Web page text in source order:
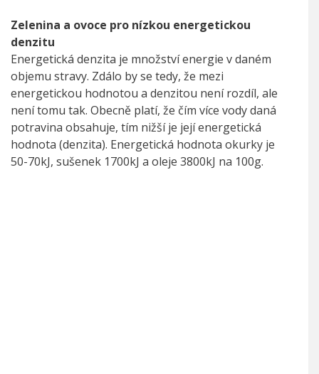
Zelenina a ovoce pro nízkou energetickou
denzitu
Energetická denzita je množství energie v daném
objemu stravy. Zdálo by se tedy, že mezi
energetickou hodnotou a denzitou není rozdíl, ale
není tomu tak. Obecně platí, že čím více vody daná
potravina obsahuje, tím nižší je její energetická
hodnota (denzita). Energetická hodnota okurky je
50-70kJ, sušenek 1700kJ a oleje 3800kJ na 100g.